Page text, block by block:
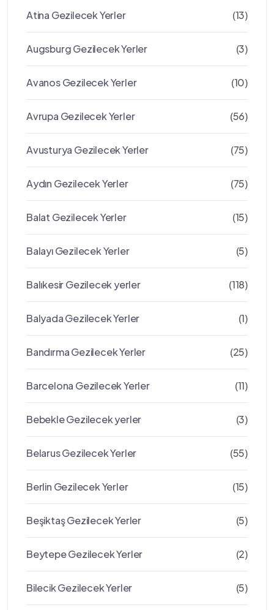
Atina Gezilecek Yerler (13)
Augsburg Gezilecek Yerler (3)
Avanos Gezilecek Yerler (10)
Avrupa Gezilecek Yerler (56)
Avusturya Gezilecek Yerler (75)
Aydın Gezilecek Yerler (75)
Balat Gezilecek Yerler (15)
Balayı Gezilecek Yerler (5)
Balıkesir Gezilecek yerler (118)
Balyada Gezilecek Yerler (1)
Bandırma Gezilecek Yerler (25)
Barcelona Gezilecek Yerler (11)
Bebekle Gezilecek yerler (3)
Belarus Gezilecek Yerler (55)
Berlin Gezilecek Yerler (15)
Beşiktaş Gezilecek Yerler (5)
Beytepe Gezilecek Yerler (2)
Bilecik Gezilecek Yerler (5)